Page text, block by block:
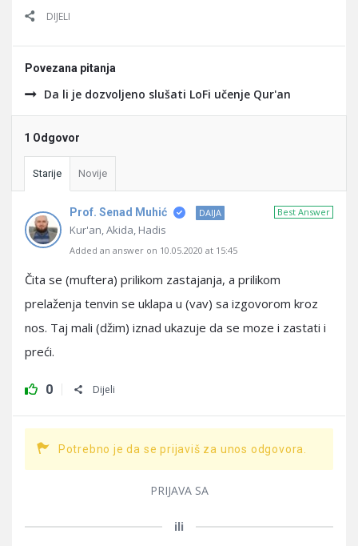
DIJELI
Povezana pitanja
Da li je dozvoljeno slušati LoFi učenje Qur'an
1 Odgovor
Starije Novije
Best Answer
Prof. Senad Muhić DAIJA
Kur'an, Akida, Hadis
Added an answer on 10.05.2020 at 15:45
Čita se (muftera) prilikom zastajanja, a prilikom
prelaženja tenvin se uklapa u (vav) sa izgovorom kroz
nos. Taj mali (džim) iznad ukazuje da se moze i zastati i
preći.
0 Dijeli
Potrebno je da se prijaviš za unos odgovora.
PRIJAVA SA
ili